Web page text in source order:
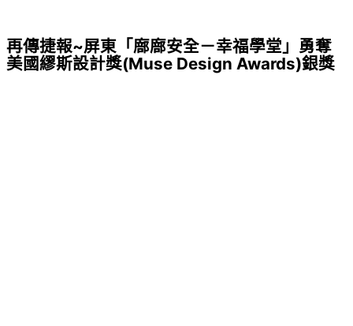
再傳捷報~屏東「廍廍安全－幸福學堂」勇奪
美國繆斯設計獎(Muse Design Awards)銀獎